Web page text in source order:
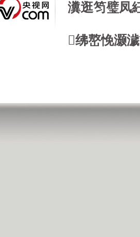
瀵逛笉璧凤
绋嶅悗灏